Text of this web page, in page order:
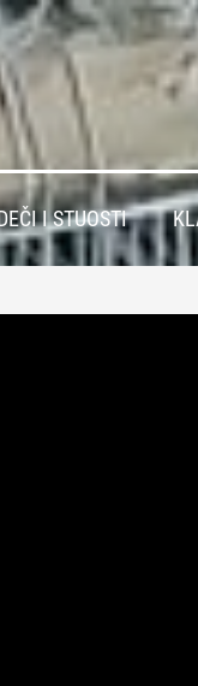
I STUOSTI